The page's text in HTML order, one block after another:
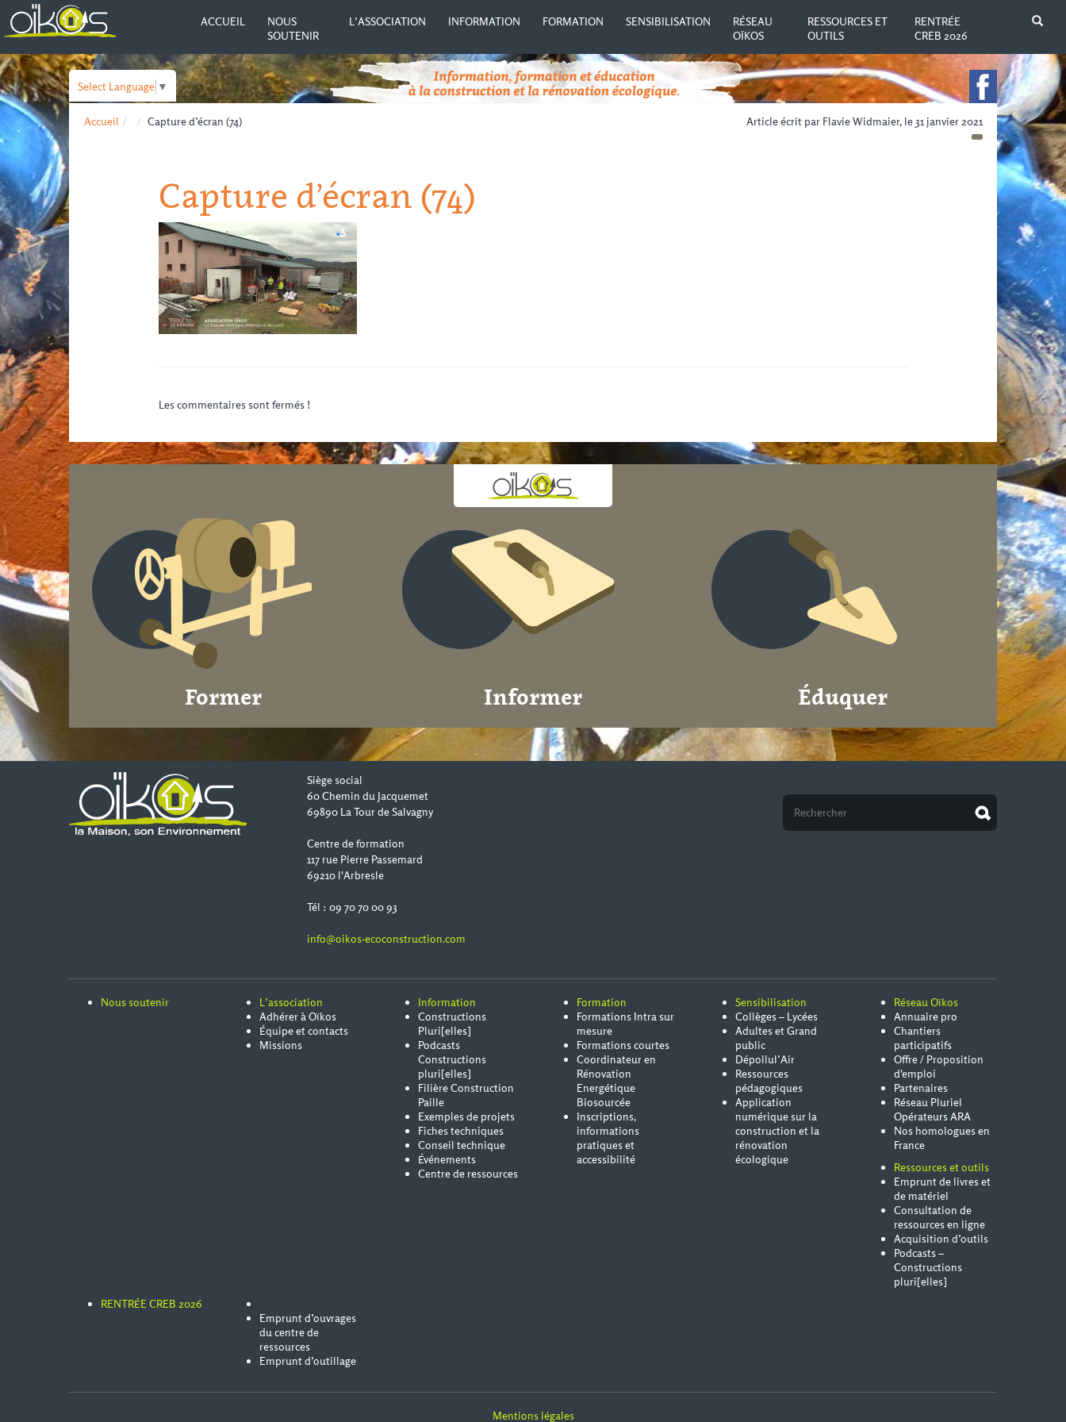
ACCUEIL
NOUS
SOUTENIR
L’ASSOCIATION INFORMATION FORMATION SENSIBILISATION
RÉSEAU
OÏKOS
RESSOURCES ET
OUTILS
RENTRÉE
CREB 2026
Select Language ▼
Accueil Capture d’écran (74) Article écrit par Flavie Widmaier, le 31 janvier 2021
Capture d’écran (74)
Les commentaires sont fermés !
Former Informer Éduquer
Siège social
60 Chemin du Jacquemet
69890 La Tour de Salvagny
Centre de formation
117 rue Pierre Passemard
69210 l'Arbresle
Tél : 09 70 70 00 93
info@oikos-ecoconstruction.com
Nous soutenir
L’association
Adhérer à Oïkos
Équipe et contacts
Missions
Information
Constructions
Pluri[elles]
Podcasts
Constructions
pluri[elles]
Filière Construction
Paille
Exemples de projets
Fiches techniques
Conseil technique
Événements
Centre de ressources
Formation
Formations Intra sur
mesure
Formations courtes
Coordinateur en
Rénovation
Energétique
Biosourcée
Inscriptions,
informations
pratiques et
accessibilité
Sensibilisation
Collèges – Lycées
Adultes et Grand
public
Dépollul’Air
Ressources
pédagogiques
Application
numérique sur la
construction et la
rénovation
écologique
Réseau Oïkos
Annuaire pro
Chantiers
participatifs
Offre / Proposition
d'emploi
Partenaires
Réseau Pluriel
Opérateurs ARA
Nos homologues en
France
Ressources et outils
Emprunt de livres et
de matériel
Consultation de
ressources en ligne
Acquisition d’outils
Podcasts –
Constructions
pluri[elles]
RENTRÉE CREB 2026
Emprunt d’ouvrages
du centre de
ressources
Emprunt d’outillage
Mentions légales